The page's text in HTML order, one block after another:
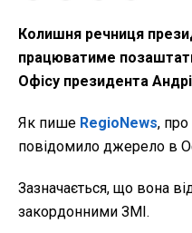
Колишня речниця
працюватиме
Офісу президента
Як пише RegioNews,
повідомило джерело в
Зазначається, що вона
закордонними ЗМІ.